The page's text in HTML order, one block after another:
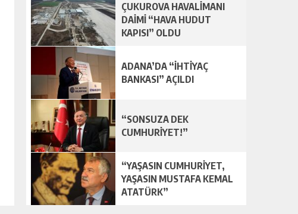
ÇUKUROVA HAVALİMANI
DAİMİ “HAVA HUDUT
KAPISI” OLDU
ADANA’DA “İHTİYAÇ
BANKASI” AÇILDI
“SONSUZA DEK
CUMHURİYET!”
“YAŞASIN CUMHURİYET,
YAŞASIN MUSTAFA KEMAL
ATATÜRK”